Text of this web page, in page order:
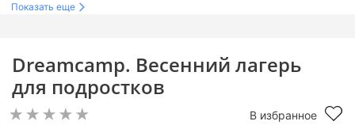
Dreamcamp. Весенний лагерь
для подростков
В избранное
Тематические лагеря
Английские лагеря за границей Бизнес лагеря за границей
Психологические лагеря за границей
Показать еще